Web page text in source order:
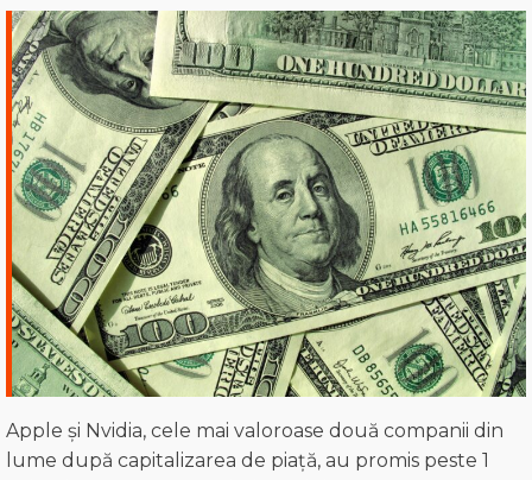
Apple și Nvidia, cele mai valoroase două companii din
lume după capitalizarea de piață, au promis peste 1